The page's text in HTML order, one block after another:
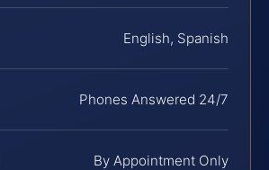
English, Spanish
Phones Answered 24/7
By Appointment Only